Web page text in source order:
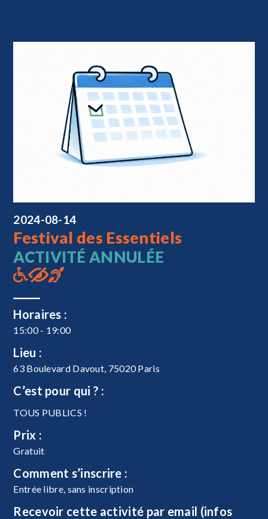
2024-08-14
Festival des Essentiels
ACTIVITÉ ANNULÉE
Horaires :
15:00 - 19:00
Lieu :
63 Boulevard Davout, 75020 Paris
C’est pour qui ? :
TOUS PUBLICS !
Prix :
Gratuit
Comment s’inscrire :
Entrée libre, sans inscription
Recevoir cette activité par email (infos